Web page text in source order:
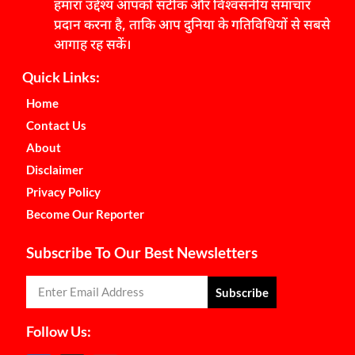
हमारा उद्देश्य आपको सटीक और विश्वसनीय समाचार
प्रदान करना है, ताकि आप दुनिया के गतिविधियों से सबसे
आगाह रह सकें।
Quick Links:
Home
Contact Us
About
Disclaimer
Privacy Policy
Become Our Reporter
Subscribe To Our Best Newsletters
Subscribe
Follow Us: